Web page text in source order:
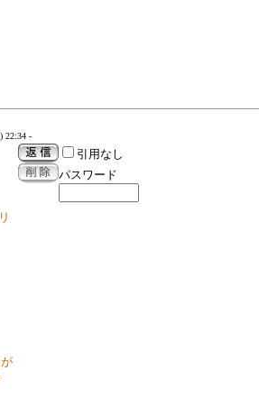
22:34 -
引用なし
パスワード